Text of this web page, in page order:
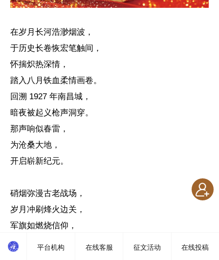
在岁月长河浩渺烟波，
于历史长卷恢宏笔触间，
怀揣炽热深情，
踏入八月铁血柔情画卷。
回溯 1927 年南昌城，
暗夜被起义枪声洞穿。
那声响似春雷，
为沧桑大地，
开启崭新纪元。
硝烟弥漫古老战场，
岁月冲刷烽火边关，
军旗如燃烧信仰，
引领子弟兵奋勇向前。
平台机构 在线客服 征文活动 在线投稿